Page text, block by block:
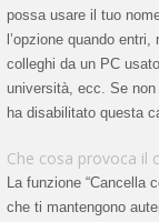
possa usare il tuo
l’opzione quando
colleghi da un PC
università, ecc. Se
ha disabilitato questa
Che cosa provoca il
La funzione “Cancella
che ti mantengono